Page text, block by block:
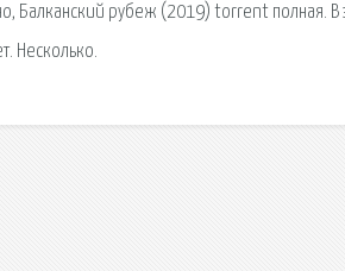
Балканский рубеж (2019) torrent полная. В
Несколько.